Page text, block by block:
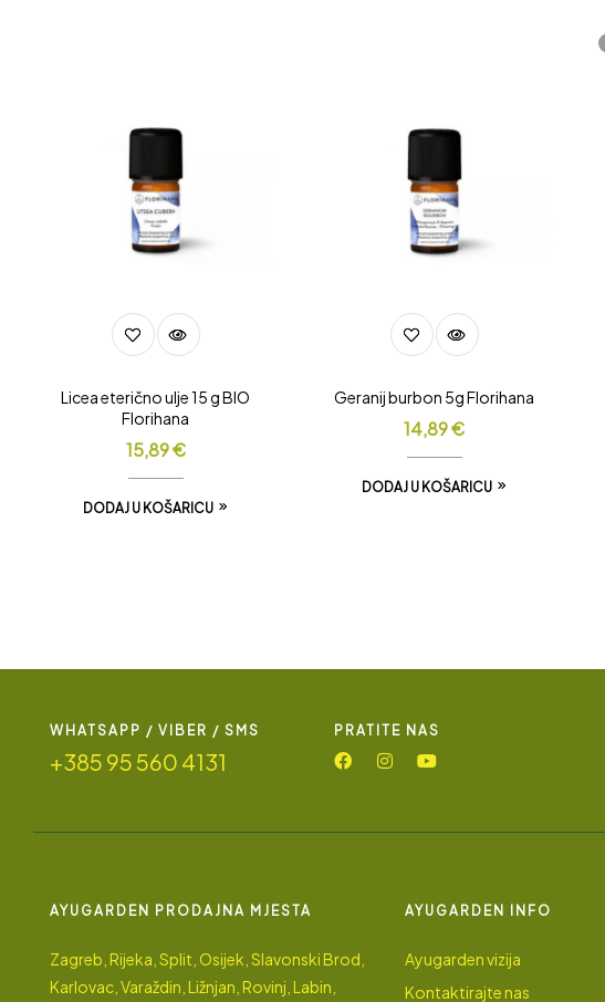
Licea eterično ulje 15 g BIO
Florihana
15,89€
DODAJ U KOŠARICU
Geranij burbon 5g Florihana
14,89€
DODAJ U KOŠARICU
WHATSAPP / VIBER / SMS
+385 95 560 4131
PRATITE NAS
AYUGARDEN PRODAJNA MJESTA
Zagreb, Rijeka, Split, Osijek, Slavonski Brod,
Karlovac, Varaždin, Ližnjan, Rovinj, Labin,
AYUGARDEN INFO
Ayugarden vizija
Kontaktirajte nas